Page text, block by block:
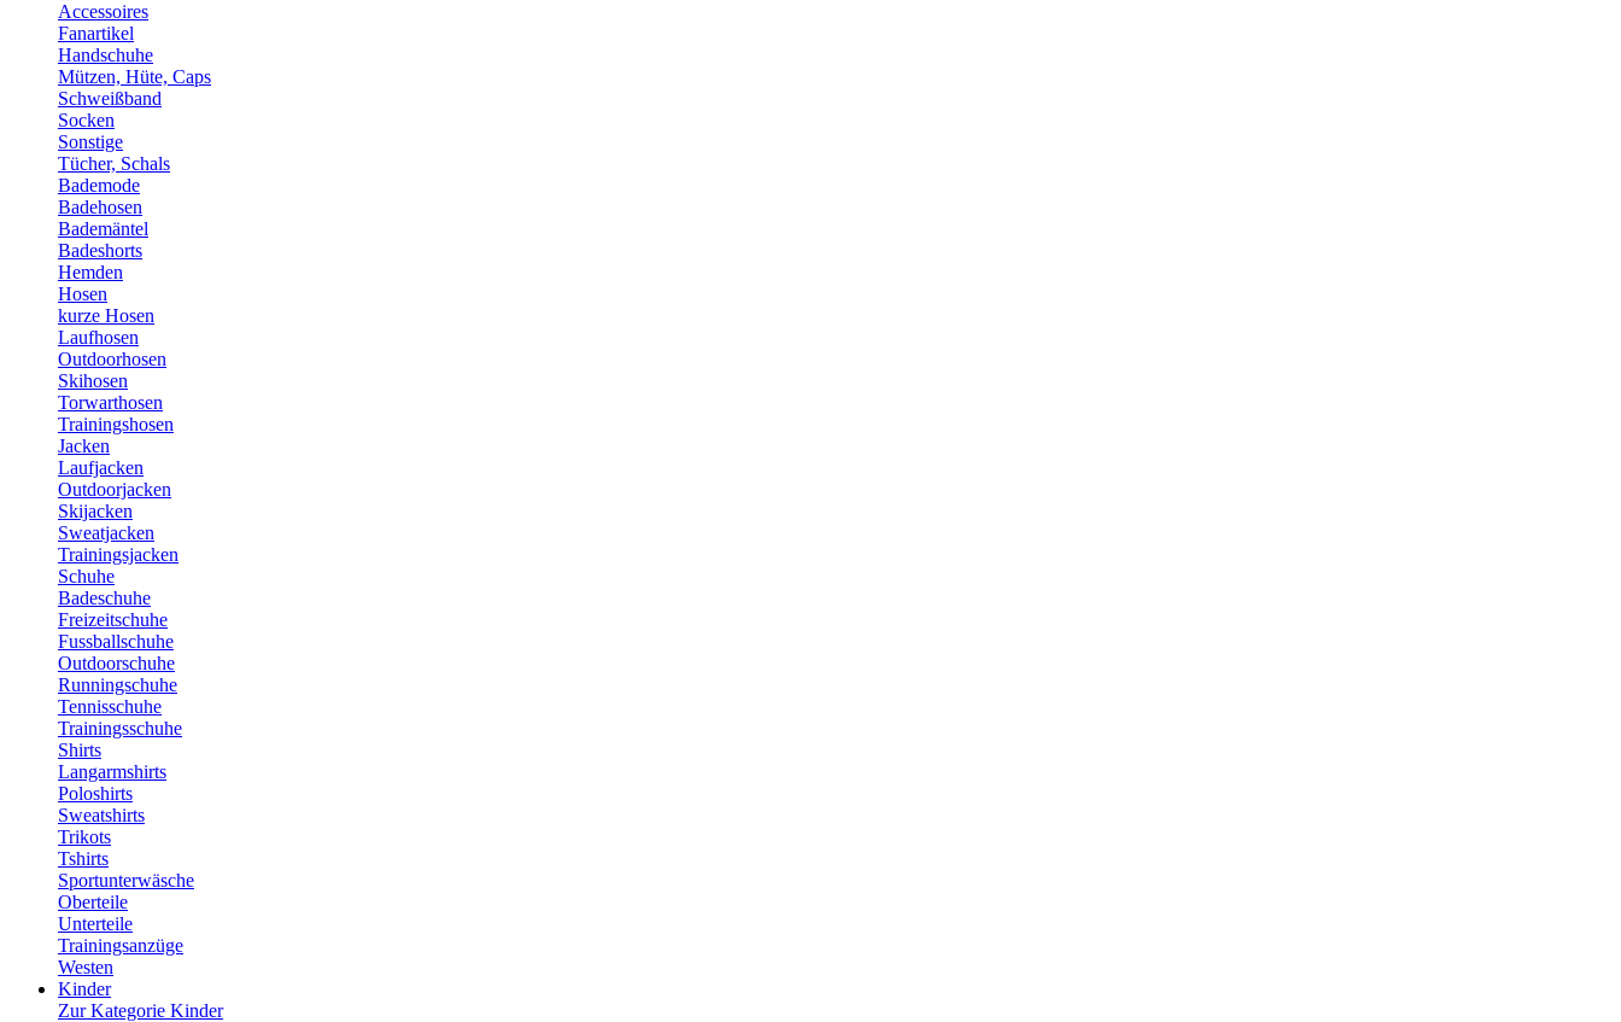
Accessoires
Fanartikel
Handschuhe
Mützen, Hüte, Caps
Schweißband
Socken
Sonstige
Tücher, Schals
Bademode
Badehosen
Bademäntel
Badeshorts
Hemden
Hosen
kurze Hosen
Laufhosen
Outdoorhosen
Skihosen
Torwarthosen
Trainingshosen
Jacken
Laufjacken
Outdoorjacken
Skijacken
Sweatjacken
Trainingsjacken
Schuhe
Badeschuhe
Freizeitschuhe
Fussballschuhe
Outdoorschuhe
Runningschuhe
Tennisschuhe
Trainingsschuhe
Shirts
Langarmshirts
Poloshirts
Sweatshirts
Trikots
Tshirts
Sportunterwäsche
Oberteile
Unterteile
Trainingsanzüge
Westen
Kinder
Zur Kategorie Kinder